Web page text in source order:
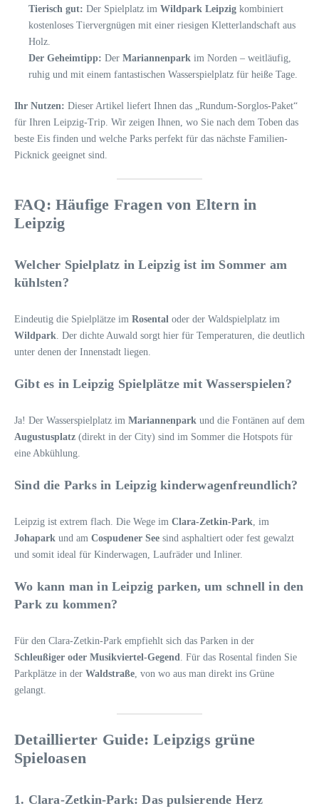
Tierisch gut: Der Spielplatz im Wildpark Leipzig kombiniert
kostenloses Tiervergnügen mit einer riesigen Kletterlandschaft aus
Holz.
Der Geheimtipp: Der Mariannenpark im Norden – weitläufig,
ruhig und mit einem fantastischen Wasserspielplatz für heiße Tage.
Ihr Nutzen: Dieser Artikel liefert Ihnen das „Rundum-Sorglos-Paket“
für Ihren Leipzig-Trip. Wir zeigen Ihnen, wo Sie nach dem Toben das
beste Eis finden und welche Parks perfekt für das nächste Familien-
Picknick geeignet sind.
FAQ: Häufige Fragen von Eltern in
Leipzig
Welcher Spielplatz in Leipzig ist im Sommer am
kühlsten?
Eindeutig die Spielplätze im Rosental oder der Waldspielplatz im
Wildpark. Der dichte Auwald sorgt hier für Temperaturen, die deutlich
unter denen der Innenstadt liegen.
Gibt es in Leipzig Spielplätze mit Wasserspielen?
Ja! Der Wasserspielplatz im Mariannenpark und die Fontänen auf dem
Augustusplatz (direkt in der City) sind im Sommer die Hotspots für
eine Abkühlung.
Sind die Parks in Leipzig kinderwagenfreundlich?
Leipzig ist extrem flach. Die Wege im Clara-Zetkin-Park, im
Johapark und am Cospudener See sind asphaltiert oder fest gewalzt
und somit ideal für Kinderwagen, Laufräder und Inliner.
Wo kann man in Leipzig parken, um schnell in den
Park zu kommen?
Für den Clara-Zetkin-Park empfiehlt sich das Parken in der
Schleußiger oder Musikviertel-Gegend. Für das Rosental finden Sie
Parkplätze in der Waldstraße, von wo aus man direkt ins Grüne
gelangt.
Detaillierter Guide: Leipzigs grüne
Spieloasen
1. Clara-Zetkin-Park: Das pulsierende Herz